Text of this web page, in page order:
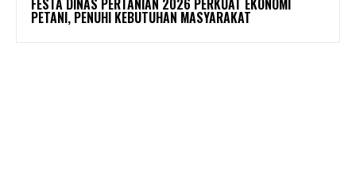
FESTA DINAS PERTANIAN 2026 PERKUAT EKONOMI
PETANI, PENUHI KEBUTUHAN MASYARAKAT